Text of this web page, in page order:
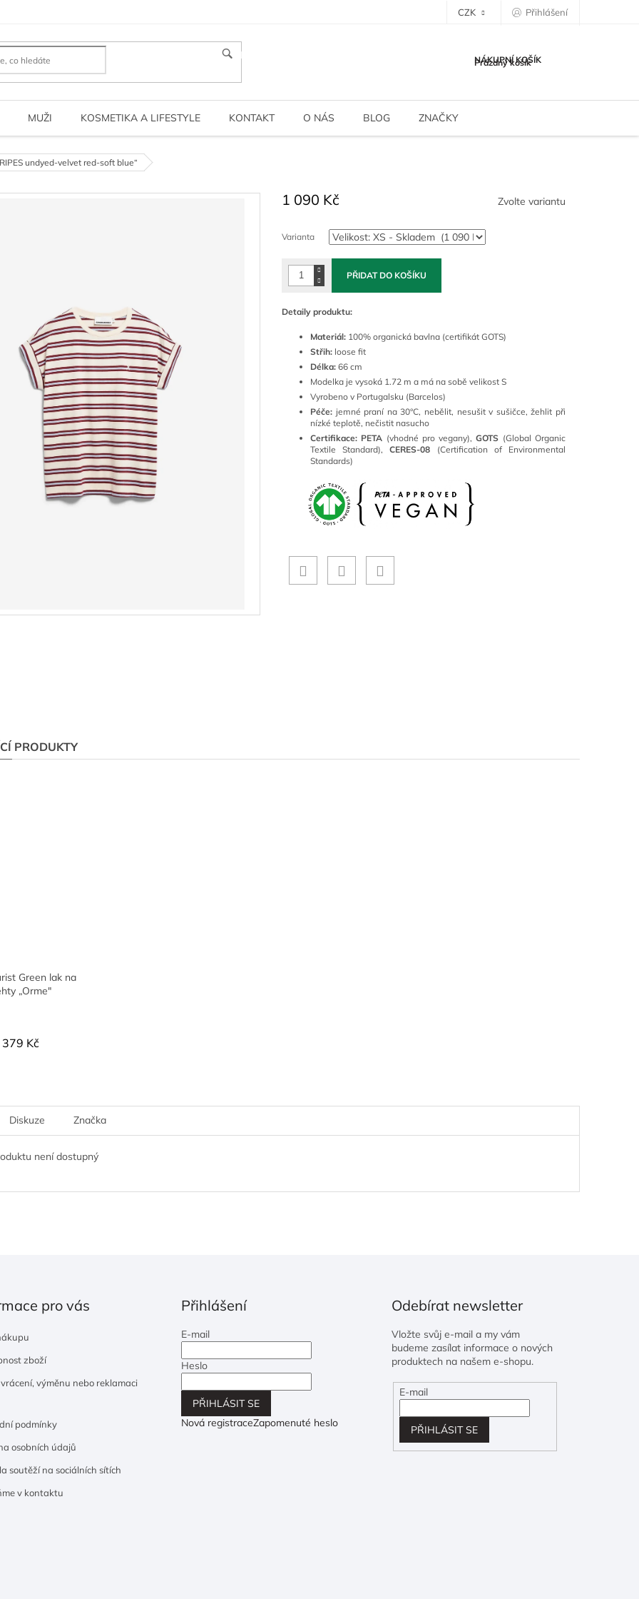
CZK Přihlášení
HLEDAT NÁKUPNÍ KOŠÍK
Prázdný košík
MUŽI KOSMETIKA A LIFESTYLE KONTAKT O NÁS BLOG ZNAČKY
undyed-velvet red-soft blue“
1 090 Kč
cena:
Zvolte variantu
Varianta
PŘIDAT DO KOŠÍKU
Detaily produktu:
Materiál: 100% organická bavlna (certifikát GOTS)
Střih: loose fit
Délka: 66 cm
Modelka je vysoká 1.72 m a má na sobě velikost S
Vyrobeno v Portugalsku (Barcelos)
Péče: jemné praní na 30°C, nebělit, nesušit v sušičce, žehlit při
nízké teplotě, nečistit nasucho
Certifikace: PETA (vhodné pro vegany),GOTS (Global Organic
Textile Standard),CERES-08 (Certification of Environmental
Standards)
PRODUKTY
Green lak na
„Orme"
379 Kč
Diskuze Značka
není dostupný
pro vás
zboží
vrácení, výměnu nebo reklamaci
podmínky
osobních údajů
soutěží na sociálních sítích
v kontaktu
Přihlášení
E-mail
Heslo
PŘIHLÁSIT SE
Nová registraceZapomenuté heslo
Odebírat newsletter
Vložte svůj e-mail a my vám
budeme zasílat informace o nových
produktech na našem e-shopu.
E-mail
PŘIHLÁSIT SE